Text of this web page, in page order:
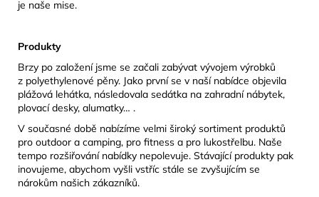
je naše mise.
Produkty
Brzy po založení jsme se začali zabývat vývojem výrobků
z polyethylenové pěny. Jako první se v naší nabídce objevila
plážová lehátka, následovala sedátka na zahradní nábytek,
plovací desky, alumatky… .
V současné době nabízíme velmi široký sortiment produktů
pro outdoor a camping, pro fitness a pro lukostřelbu. Naše
tempo rozšiřování nabídky nepolevuje. Stávající produkty pak
inovujeme, abychom vyšli vstříc stále se zvyšujícím se
nárokům našich zákazníků.